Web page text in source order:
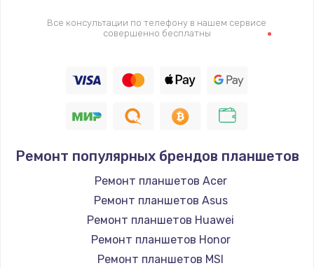
Заказать
Настройка Wi-Fi
Заказать
Замена шим-контроллера
3900 руб.
Заказать
1200 руб.
Все консультации по телефону в нашем сервисе
совершенно бесплатны
Ремонт популярных брендов планшетов
Ремонт планшетов Acer
Ремонт планшетов Asus
Ремонт планшетов Huawei
Ремонт планшетов Honor
Ремонт планшетов MSI